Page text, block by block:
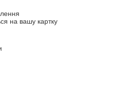
на вашу картку